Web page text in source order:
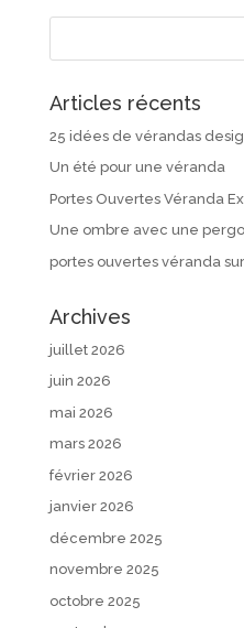
Articles récents
25 idées de vérandas
Un été pour une véranda
Portes Ouvertes Véranda
Une ombre avec une
portes ouvertes véranda
Archives
juillet 2026
juin 2026
mai 2026
mars 2026
février 2026
janvier 2026
décembre 2025
novembre 2025
octobre 2025